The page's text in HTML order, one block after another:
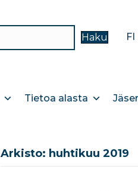
Haku FI
Tietoa alasta
Arkisto: huhtikuu 2019